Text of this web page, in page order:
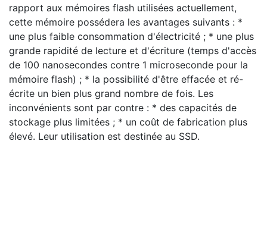
rapport aux mémoires flash utilisées actuellement,
cette mémoire possédera les avantages suivants : *
une plus faible consommation d'électricité ; * une plus
grande rapidité de lecture et d'écriture (temps d'accès
de 100 nanosecondes contre 1 microseconde pour la
mémoire flash) ; * la possibilité d'être effacée et ré-
écrite un bien plus grand nombre de fois. Les
inconvénients sont par contre : * des capacités de
stockage plus limitées ; * un coût de fabrication plus
élevé. Leur utilisation est destinée au SSD.